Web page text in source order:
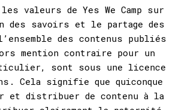
valeurs de Yes We Camp sur
des savoirs et le partage des
des contenus publiés
mention contraire pour un
sont sous une licence
Cela signifie que quiconque
et distribuer de contenu à la